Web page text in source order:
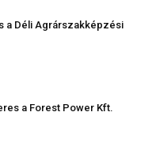
a Déli Agrárszakképzési
a Forest Power Kft.